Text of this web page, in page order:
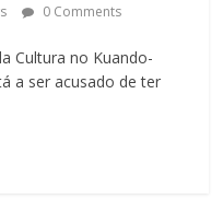
0 Comments
Cultura no Kuando-
a ser acusado de ter